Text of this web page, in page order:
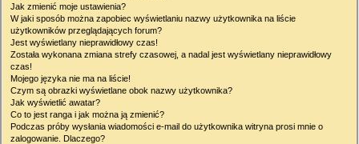
Jak zmienić moje ustawienia?
W jaki sposób można zapobiec wyświetlaniu nazwy użytkownika na liście
użytkowników przeglądających forum?
Jest wyświetlany nieprawidłowy czas!
Została wykonana zmiana strefy czasowej, a nadal jest wyświetlany nieprawidłowy
czas!
Mojego języka nie ma na liście!
Czym są obrazki wyświetlane obok nazwy użytkownika?
Jak wyświetlić awatar?
Co to jest ranga i jak można ją zmienić?
Podczas próby wysłania wiadomości e-mail do użytkownika witryna prosi mnie o
zalogowanie. Dlaczego?